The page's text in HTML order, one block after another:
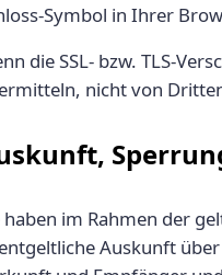
Symbol in Ihrer
die SSL- bzw. TLS-
nicht von
haben im Rahmen der
Auskunft